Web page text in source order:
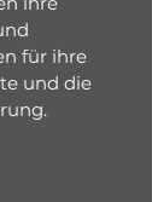
für ihre
und die